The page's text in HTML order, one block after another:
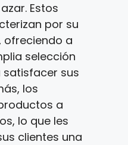
Estos
por su
ofreciendo a
selección
sus
los
a
lo que les
clientes una